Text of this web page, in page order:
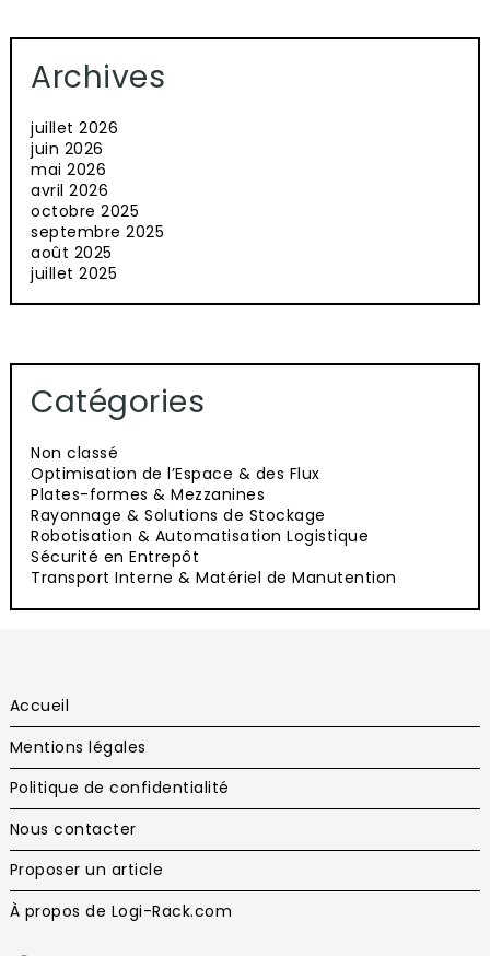
Archives
juillet 2026
juin 2026
mai 2026
avril 2026
octobre 2025
septembre 2025
août 2025
juillet 2025
Catégories
Non classé
Optimisation de l’Espace & des Flux
Plates-formes & Mezzanines
Rayonnage & Solutions de Stockage
Robotisation & Automatisation Logistique
Sécurité en Entrepôt
Transport Interne & Matériel de Manutention
Accueil
Mentions légales
Politique de confidentialité
Nous contacter
Proposer un article
À propos de Logi-Rack.com